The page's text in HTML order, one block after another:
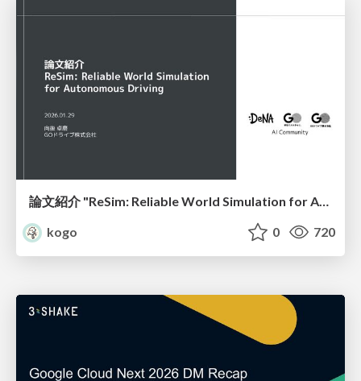
論文紹介 "ReSim: Reliable World Simulation for Autonomous Driving"
kogo
0 720